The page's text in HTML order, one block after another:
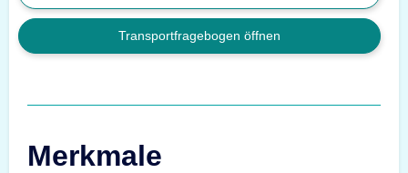
Transportfragebogen öffnen
Merkmale